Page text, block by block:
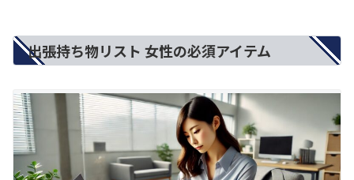
出張持ち物リスト 女性の必須アイテム